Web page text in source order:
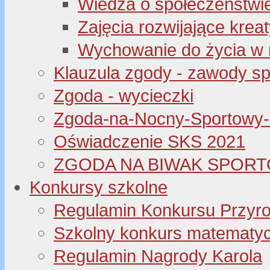
Zajęcia rozwijające
Wychowanie do życia w
Klauzula zgody - zawody
Zgoda - wycieczki
Zgoda-na-Nocny-
Oświadczenie SKS 2021
ZGODA NA BIWAK
Konkursy szkolne
Regulamin Konkursu
Szkolny konkurs
Regulamin Nagrody Karola